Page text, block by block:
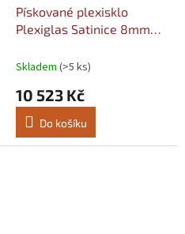
Pískované plexisklo
Plexiglas Satinice 8mm
Šířka: 1520, Délka: 2030
Skladem (>5 ks)
10 523 Kč
Do košíku